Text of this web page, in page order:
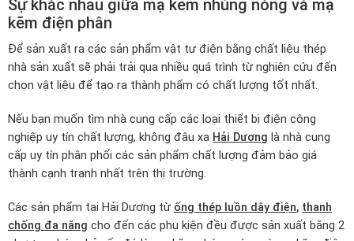
Sự khác nhau giữa mạ kẽm nhúng nóng và mạ
kẽm điện phân
Để sản xuất ra các sản phẩm vật tư điện bằng chất liệu thép
nhà sản xuất sẽ phải trải qua nhiều quá trình từ nghiên cứu đến
chọn vật liệu để tạo ra thành phẩm có chất lượng tốt nhất.
Nếu bạn muốn tìm nhà cung cấp các loại thiết bị điện công
nghiệp uy tín chất lượng, không đâu xa Hải Dương là nhà cung
cấp uy tín phân phối các sản phẩm chất lượng đảm bảo giá
thành cạnh tranh nhất trên thị trường.
Các sản phẩm tại Hải Dương từ ống thép luồn dây điện, thanh
chống đa năng cho đến các phụ kiện đều được sản xuất bằng 2